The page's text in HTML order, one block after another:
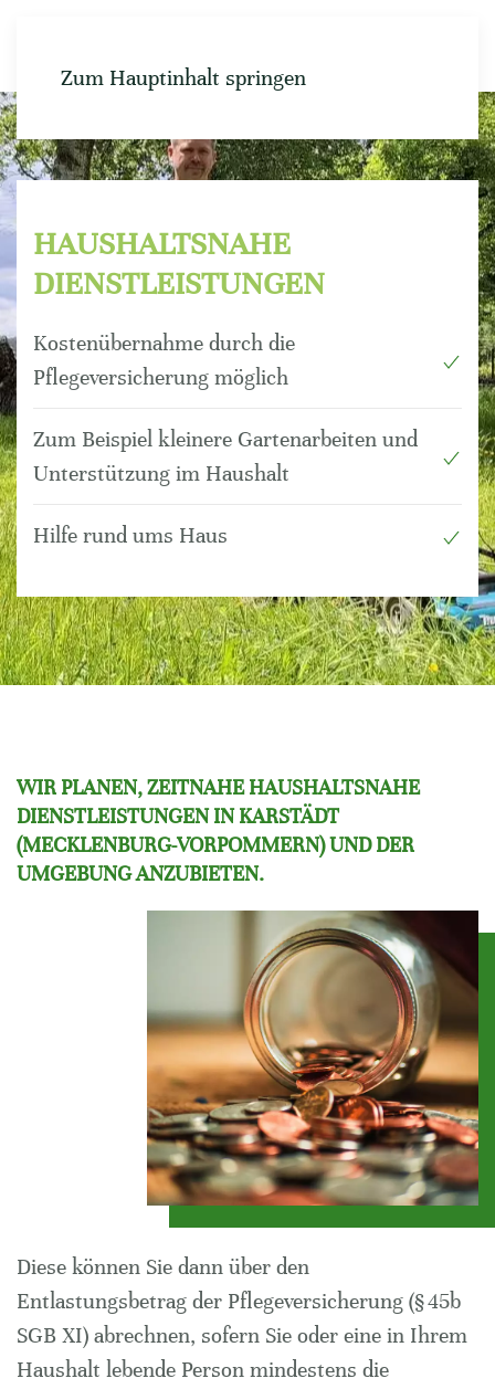
Zum Hauptinhalt springen
HAUSHALTSNAHE
DIENSTLEISTUNGEN
Kostenübernahme durch die
Pflegeversicherung möglich
Zum Beispiel kleinere Gartenarbeiten und
Unterstützung im Haushalt
Hilfe rund ums Haus
WIR PLANEN, ZEITNAHE HAUSHALTSNAHE
DIENSTLEISTUNGEN IN KARSTÄDT
(MECKLENBURG-VORPOMMERN) UND DER
UMGEBUNG ANZUBIETEN.
Diese können Sie dann über den
Entlastungsbetrag der Pflegeversicherung (§ 45b
SGB XI) abrechnen, sofern Sie oder eine in Ihrem
Haushalt lebende Person mindestens die